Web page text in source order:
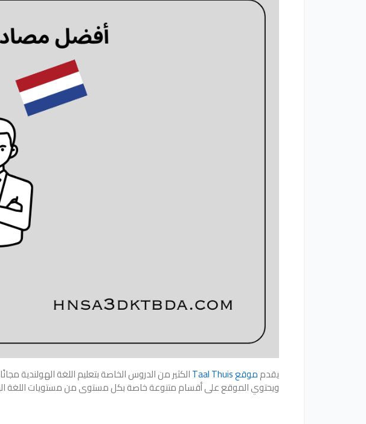
يقدمموقع Taal Thuis الكثير من الدروس الخاصة بتعليم اللغة الهولندية
ويحتوي الموقع على أقسام متنوعة خاصة بكل مستوى من مستويات اللغة